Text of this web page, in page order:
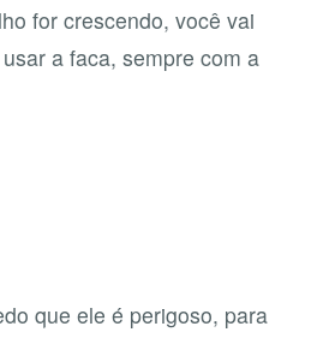
for crescendo, você vai
a faca, sempre com a
que ele é perigoso, para